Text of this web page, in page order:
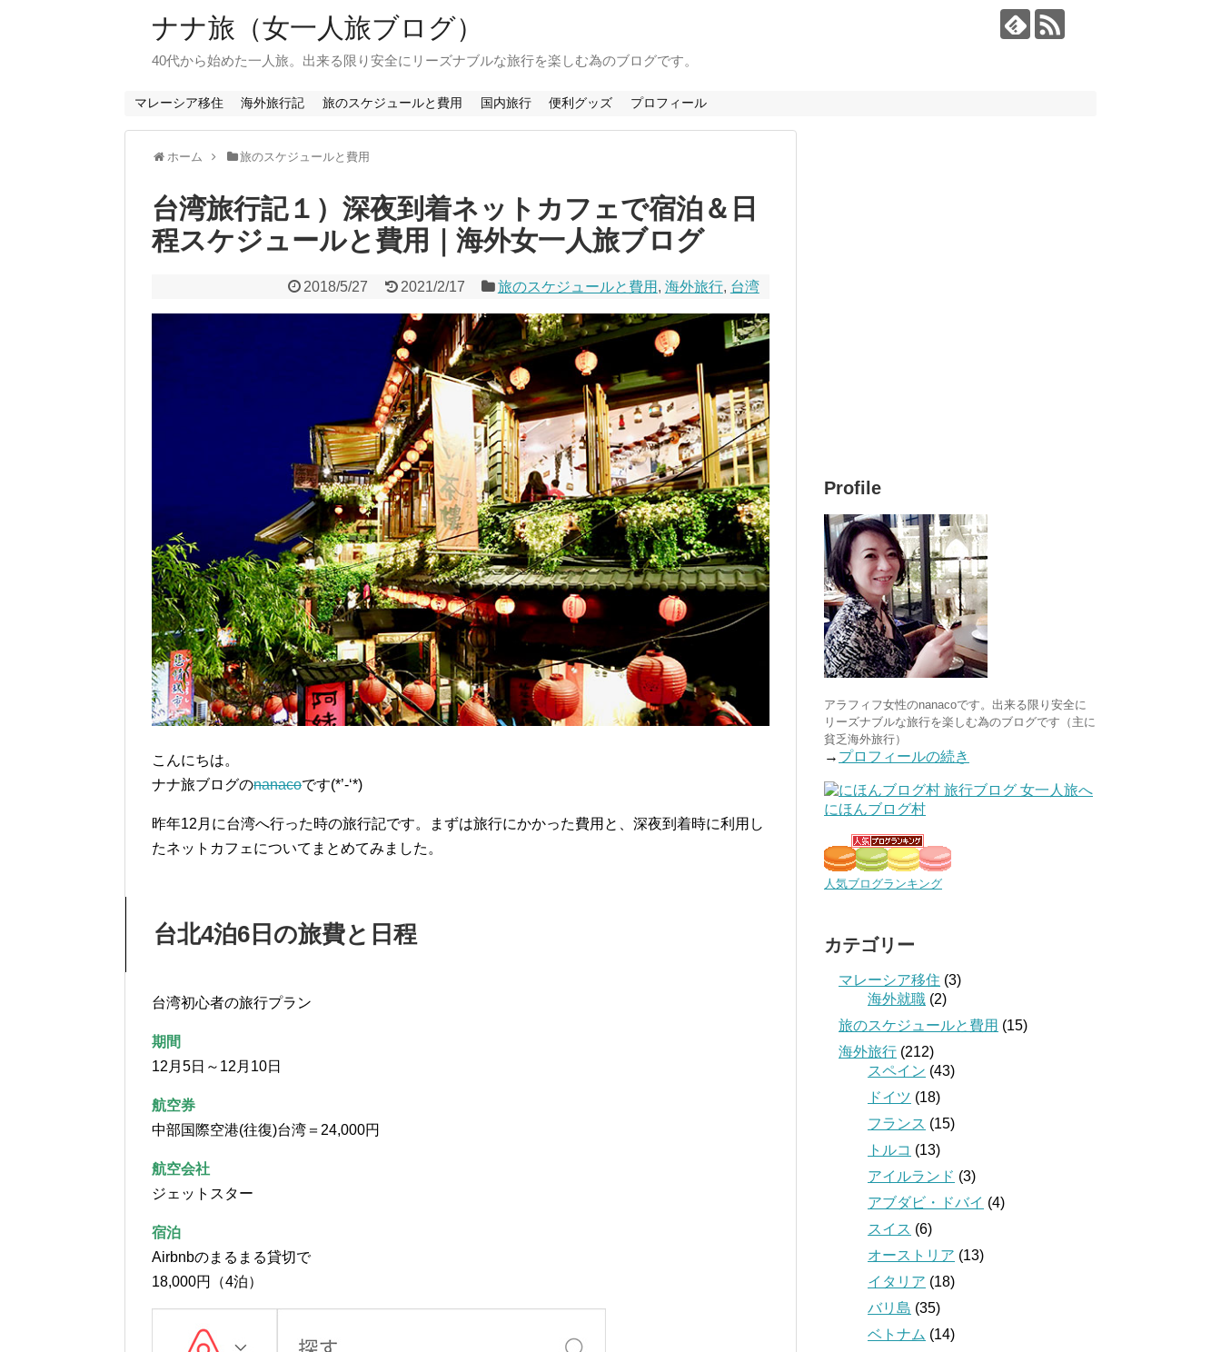
ナナ旅（女一人旅ブログ）
40代から始めた一人旅。出来る限り安全にリーズナブルな旅行を楽しむ為のブログです。
マレーシア移住 海外旅行記 旅のスケジュールと費用 国内旅行 便利グッズ プロフィール
ホーム 旅のスケジュールと費用
台湾旅行記１）深夜到着ネットカフェで宿泊＆日
程スケジュールと費用｜海外女一人旅ブログ
2018/5/27 2021/2/17 旅のスケジュールと費用 , 海外旅行, 台湾
こんにちは。
ナナ旅ブログのnanacoです(*’-‘*)
昨年12月に台湾へ行った時の旅行記です。まずは旅行にかかった費用と、深夜到着時に利用し
たネットカフェについてまとめてみました。
台北4泊6日の旅費と日程
台湾初心者の旅行プラン
期間
12月5日～12月10日
航空券
中部国際空港(往復)台湾＝24,000円
航空会社
ジェットスター
宿泊
Airbnbのまるまる貸切で
18,000円（4泊）
Profile
アラフィフ女性のnanacoです。出来る限り安全に
リーズナブルな旅行を楽しむ為のブログです（主に
貧乏海外旅行）
→ プロフィールの続き
にほんブログ村
人気ブログランキング
カテゴリー
マレーシア移住 (3)
海外就職 (2)
旅のスケジュールと費用 (15)
海外旅行 (212)
スペイン (43)
ドイツ (18)
フランス (15)
トルコ (13)
アイルランド (3)
アブダビ・ドバイ (4)
スイス (6)
オーストリア (13)
イタリア (18)
バリ島 (35)
ベトナム (14)